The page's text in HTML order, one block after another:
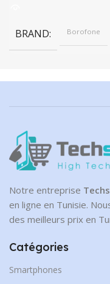
BRAND Borofone
Notre entreprise
en ligne en Tunisie.
des meilleurs prix en
Catégories
Smartphones